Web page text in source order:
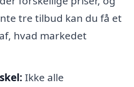
tre tilbud kan du få et
hvad markedet
Ikke alle